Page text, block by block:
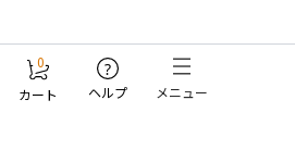
0
カート
?
ヘルプ メニュー